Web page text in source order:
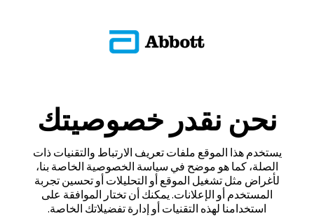
نحن نقدر خصوصيتك
يستخدم هذا الموقع ملفات تعريف الارتباط والتقنيات ذات
الصلة، كما هو موضح في سياسة الخصوصية الخاصة بنا،
لأغراض مثل تشغيل الموقع أو التحليلات أو تحسين تجربة
المستخدم أو الإعلانات. يمكنك أن تختار الموافقة على
استخدامنا لهذه التقنيات أو إدارة تفضيلاتك الخاصة.